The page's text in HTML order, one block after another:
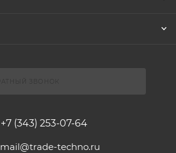
+7 (343) 253-07-64
mail@trade-techno.ru